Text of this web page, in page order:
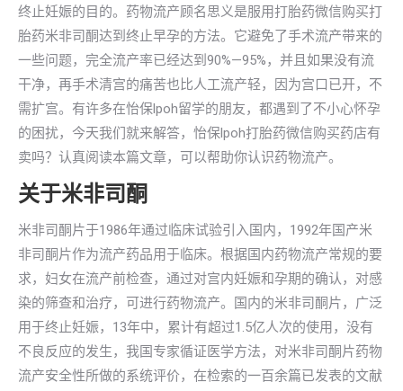
终止妊娠的目的。药物流产顾名思义是服用打胎药微信购买打
胎药米非司酮达到终止早孕的方法。它避免了手术流产带来的
一些问题，完全流产率已经达到90%—95%，并且如果没有流
干净，再手术清宫的痛苦也比人工流产轻，因为宫口已开，不
需扩宫。有许多在怡保lpoh留学的朋友，都遇到了不小心怀孕
的困扰，今天我们就来解答，怡保lpoh打胎药微信购买药店有
卖吗？认真阅读本篇文章，可以帮助你认识药物流产。
关于米非司酮
米非司酮片于1986年通过临床试验引入国内，1992年国产米
非司酮片作为流产药品用于临床。根据国内药物流产常规的要
求，妇女在流产前检查，通过对宫内妊娠和孕期的确认，对感
染的筛查和治疗，可进行药物流产。国内的米非司酮片，广泛
用于终止妊娠，13年中，累计有超过1.5亿人次的使用，没有
不良反应的发生，我国专家循证医学方法，对米非司酮片药物
流产安全性所做的系统评价，在检索的一百余篇已发表的文献